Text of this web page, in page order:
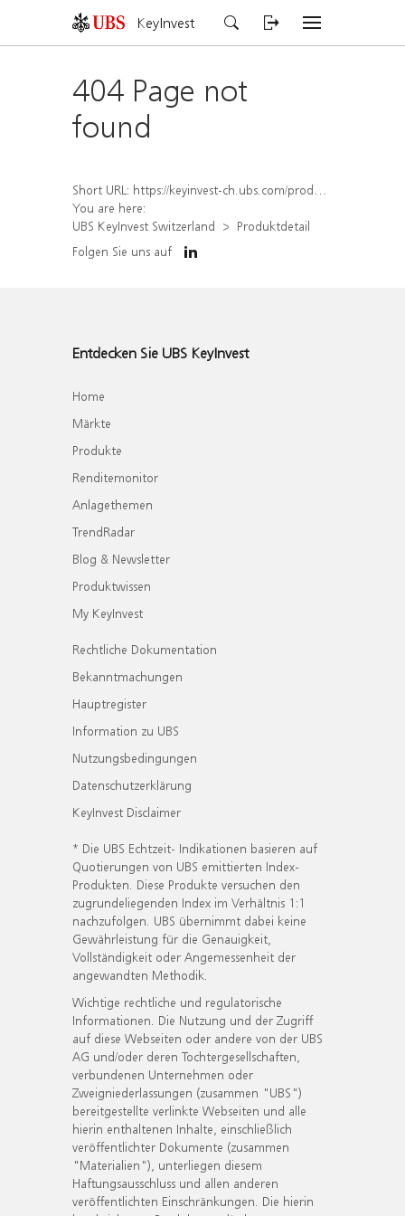
KeyInvest
404 Page not
found
Short URL: https://keyinvest-ch.ubs.com/produkt/detail/index/isin/CH1578396470
You are here:
UBS KeyInvest Switzerland
Produktdetail
Folgen Sie uns auf
Entdecken Sie UBS KeyInvest
Home
Märkte
Produkte
Renditemonitor
Anlagethemen
TrendRadar
Blog & Newsletter
Produktwissen
My KeyInvest
Rechtliche Dokumentation
Bekanntmachungen
Hauptregister
Information zu UBS
Nutzungsbedingungen
Datenschutzerklärung
KeyInvest Disclaimer
* Die UBS Echtzeit- Indikationen basieren auf
Quotierungen von UBS emittierten Index-
Produkten. Diese Produkte versuchen den
zugrundeliegenden Index im Verhältnis 1:1
nachzufolgen. UBS übernimmt dabei keine
Gewährleistung für die Genauigkeit,
Vollständigkeit oder Angemessenheit der
angewandten Methodik.
Wichtige rechtliche und regulatorische
Informationen. Die Nutzung und der Zugriff
auf diese Webseiten oder andere von der UBS
AG und/oder deren Tochtergesellschaften,
verbundenen Unternehmen oder
Zweigniederlassungen (zusammen "UBS")
bereitgestellte verlinkte Webseiten und alle
hierin enthaltenen Inhalte, einschließlich
veröffentlichter Dokumente (zusammen
"Materialien"), unterliegen diesem
Haftungsausschluss und allen anderen
veröffentlichten Einschränkungen. Die hierin